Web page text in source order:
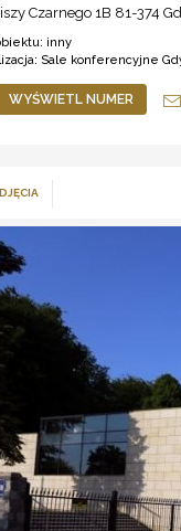
Czarnego 1B 81-374
inny
Sale konferencyjne
WYŚWIETL NUMER